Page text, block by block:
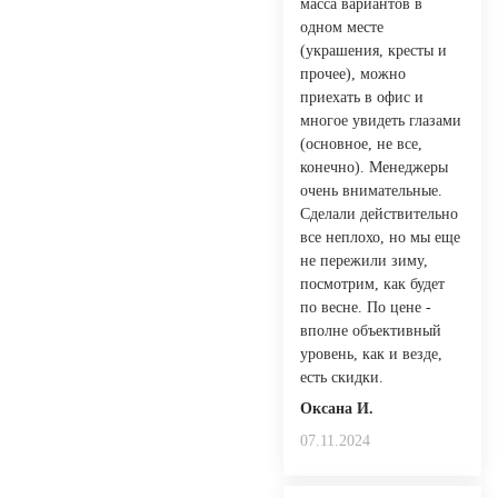
масса вариантов в
одном месте
(украшения, кресты и
прочее), можно
приехать в офис и
многое увидеть глазами
(основное, не все,
конечно). Менеджеры
очень внимательные.
Сделали действительно
все неплохо, но мы еще
не пережили зиму,
посмотрим, как будет
по весне. По цене -
вполне объективный
уровень, как и везде,
есть скидки.
Оксана И.
07.11.2024